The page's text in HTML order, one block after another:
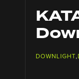
DOWNLIGHT,